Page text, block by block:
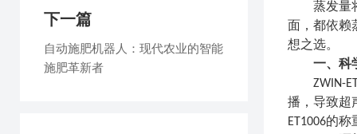
蒸发量
面，都依赖
想之选。
一、科
ZWIN-
播，导致超
ET1006的称
下一篇
自动施肥机器人：现代农业的智能
施肥革新者